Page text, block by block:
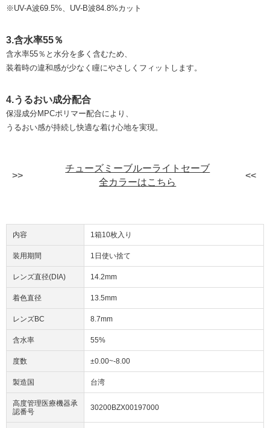
※UV-A波69.5%、UV-B波84.8%カット
3.含水率55％
含水率55％と水分を多く含むため、
装着時の違和感が少なく瞳にやさしくフィットします。
4.うるおい成分配合
保湿成分MPCポリマー配合により、
うるおい感が持続し快適な着け心地を実現。
チューズミーブルーライトセーブ
全カラーはこちら
内容 1箱10枚入り
装用期間 1日使い捨て
レンズ直径(DIA) 14.2mm
着色直径 13.5mm
レンズBC 8.7mm
含水率 55%
度数 ±0.00~-8.00
製造国 台湾
高度管理医療機器承
認番号
30200BZX00197000